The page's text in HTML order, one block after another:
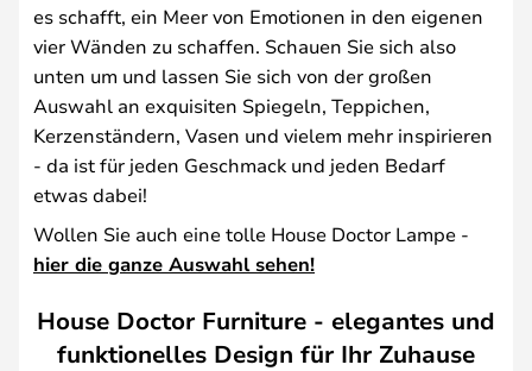
es schafft, ein Meer von Emotionen in den eigenen
vier Wänden zu schaffen. Schauen Sie sich also
unten um und lassen Sie sich von der großen
Auswahl an exquisiten Spiegeln, Teppichen,
Kerzenständern, Vasen und vielem mehr inspirieren
- da ist für jeden Geschmack und jeden Bedarf
etwas dabei!
Wollen Sie auch eine tolle House Doctor Lampe -
hier die ganze Auswahl sehen!
House Doctor Furniture - elegantes und
funktionelles Design für Ihr Zuhause